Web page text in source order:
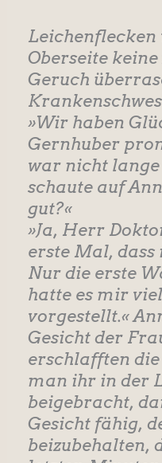
Oberseite keine
Geruch
»Wir haben
Gernhuber
war nicht
schaute auf
gut?«
»Ja, Herr
erste Mal, dass
Nur die erste
hatte es mir
vorgestellt.«
Gesicht der
erschlafften
man ihr in der
beigebracht,
Gesicht fähig,
beizubehalten,